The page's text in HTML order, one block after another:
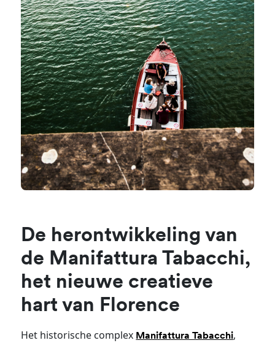
De herontwikkeling van
de Manifattura Tabacchi,
het nieuwe creatieve
hart van Florence
Het historische complex Manifattura Tabacchi,